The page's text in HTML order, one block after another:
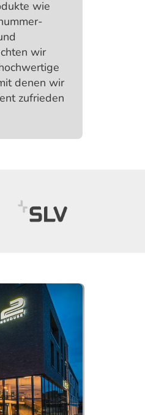
wie
wir
denen wir
zufrieden